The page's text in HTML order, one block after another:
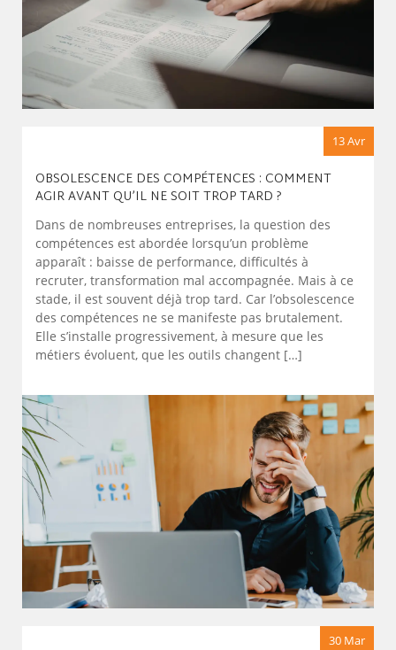
13 Avr
OBSOLESCENCE DES COMPÉTENCES : COMMENT
AGIR AVANT QU’IL NE SOIT TROP TARD ?
Dans de nombreuses entreprises, la question des
compétences est abordée lorsqu’un problème
apparaît : baisse de performance, difficultés à
recruter, transformation mal accompagnée. Mais à ce
stade, il est souvent déjà trop tard. Car l’obsolescence
des compétences ne se manifeste pas brutalement.
Elle s’installe progressivement, à mesure que les
métiers évoluent, que les outils changent […]
30 Mar